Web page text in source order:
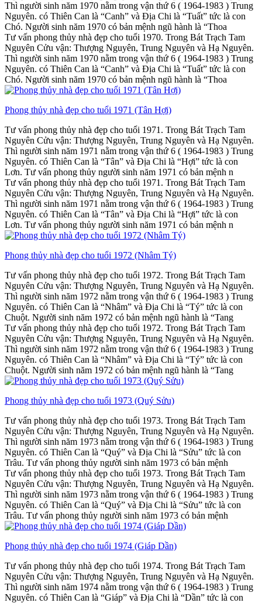
Thì người sinh năm 1970 nằm trong vận thứ 6 ( 1964-1983 ) Trung
Nguyên. có Thiên Can là “Canh” và Địa Chi là “Tuất” tức là con
Chó. Người sinh năm 1970 có bản mệnh ngũ hành là “Thoa
Tư vấn phong thủy nhà đẹp cho tuổi 1970. Trong Bát Trạch Tam
Nguyên Cửu vận: Thượng Nguyên, Trung Nguyên và Hạ Nguyên.
Thì người sinh năm 1970 nằm trong vận thứ 6 ( 1964-1983 ) Trung
Nguyên. có Thiên Can là “Canh” và Địa Chi là “Tuất” tức là con
Chó. Người sinh năm 1970 có bản mệnh ngũ hành là “Thoa
Phong thủy nhà đẹp cho tuổi 1971 (Tân Hợi)
Tư vấn phong thủy nhà đẹp cho tuổi 1971. Trong Bát Trạch Tam
Nguyên Cửu vận: Thượng Nguyên, Trung Nguyên và Hạ Nguyên.
Thì người sinh năm 1971 nằm trong vận thứ 6 ( 1964-1983 ) Trung
Nguyên. có Thiên Can là “Tân” và Địa Chi là “Hợi” tức là con
Lơn. Tư vấn phong thủy người sinh năm 1971 có bản mệnh n
Tư vấn phong thủy nhà đẹp cho tuổi 1971. Trong Bát Trạch Tam
Nguyên Cửu vận: Thượng Nguyên, Trung Nguyên và Hạ Nguyên.
Thì người sinh năm 1971 nằm trong vận thứ 6 ( 1964-1983 ) Trung
Nguyên. có Thiên Can là “Tân” và Địa Chi là “Hợi” tức là con
Lơn. Tư vấn phong thủy người sinh năm 1971 có bản mệnh n
Phong thủy nhà đẹp cho tuổi 1972 (Nhâm Tý)
Tư vấn phong thủy nhà đẹp cho tuổi 1972. Trong Bát Trạch Tam
Nguyên Cửu vận: Thượng Nguyên, Trung Nguyên và Hạ Nguyên.
Thì người sinh năm 1972 nằm trong vận thứ 6 ( 1964-1983 ) Trung
Nguyên. có Thiên Can là “Nhâm” và Địa Chi là “Tý” tức là con
Chuột. Người sinh năm 1972 có bản mệnh ngũ hành là “Tang
Tư vấn phong thủy nhà đẹp cho tuổi 1972. Trong Bát Trạch Tam
Nguyên Cửu vận: Thượng Nguyên, Trung Nguyên và Hạ Nguyên.
Thì người sinh năm 1972 nằm trong vận thứ 6 ( 1964-1983 ) Trung
Nguyên. có Thiên Can là “Nhâm” và Địa Chi là “Tý” tức là con
Chuột. Người sinh năm 1972 có bản mệnh ngũ hành là “Tang
Phong thủy nhà đẹp cho tuổi 1973 (Quý Sửu)
Tư vấn phong thủy nhà đẹp cho tuổi 1973. Trong Bát Trạch Tam
Nguyên Cửu vận: Thượng Nguyên, Trung Nguyên và Hạ Nguyên.
Thì người sinh năm 1973 nằm trong vận thứ 6 ( 1964-1983 ) Trung
Nguyên. có Thiên Can là “Quý” và Địa Chi là “Sửu” tức là con
Trâu. Tư vấn phong thủy người sinh năm 1973 có bản mệnh
Tư vấn phong thủy nhà đẹp cho tuổi 1973. Trong Bát Trạch Tam
Nguyên Cửu vận: Thượng Nguyên, Trung Nguyên và Hạ Nguyên.
Thì người sinh năm 1973 nằm trong vận thứ 6 ( 1964-1983 ) Trung
Nguyên. có Thiên Can là “Quý” và Địa Chi là “Sửu” tức là con
Trâu. Tư vấn phong thủy người sinh năm 1973 có bản mệnh
Phong thủy nhà đẹp cho tuổi 1974 (Giáp Dần)
Tư vấn phong thủy nhà đẹp cho tuổi 1974. Trong Bát Trạch Tam
Nguyên Cửu vận: Thượng Nguyên, Trung Nguyên và Hạ Nguyên.
Thì người sinh năm 1974 nằm trong vận thứ 6 ( 1964-1983 ) Trung
Nguyên. có Thiên Can là “Giáp” và Địa Chi là “Dần” tức là con